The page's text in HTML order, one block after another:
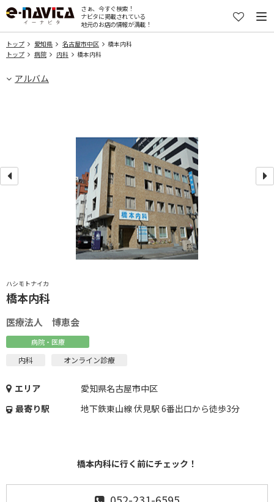
さぁ、今すぐ検索！
ナビタに掲載されている
地元のお店の情報が満載！
トップ 愛知県 名古屋市中区
橋本内科
トップ
病院 内科 橋本内科
アルバム
ハシモトナイカ
橋本内科
医療法人 博恵会
病院・医療
内科 オンライン診療
エリア
愛知県名古屋市中区
最寄り駅
地下鉄東山線 伏見駅 6番出口から徒歩3分
橋本内科に行く前にチェック！